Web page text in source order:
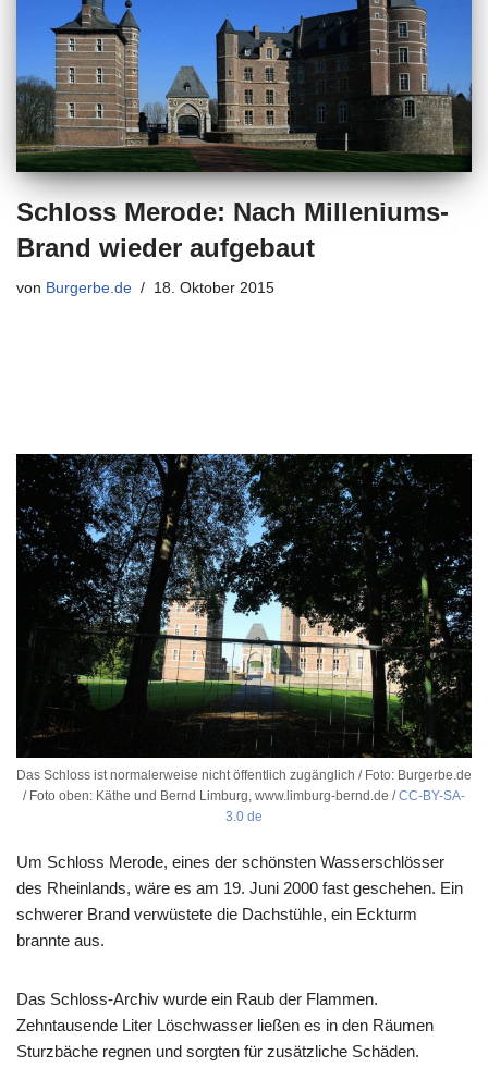
Schloss Merode: Nach Milleniums-
Brand wieder aufgebaut
von Burgerbe.de 18. Oktober 2015
Das Schloss ist normalerweise nicht öffentlich zugänglich / Foto: Burgerbe.de
/ Foto oben: Käthe und Bernd Limburg, www.limburg-bernd.de /CC-BY-SA-
3.0 de
Um Schloss Merode, eines der schönsten Wasserschlösser
des Rheinlands, wäre es am 19. Juni 2000 fast geschehen. Ein
schwerer Brand verwüstete die Dachstühle, ein Eckturm
brannte aus.
Das Schloss-Archiv wurde ein Raub der Flammen.
Zehntausende Liter Löschwasser ließen es in den Räumen
Sturzbäche regnen und sorgten für zusätzliche Schäden.